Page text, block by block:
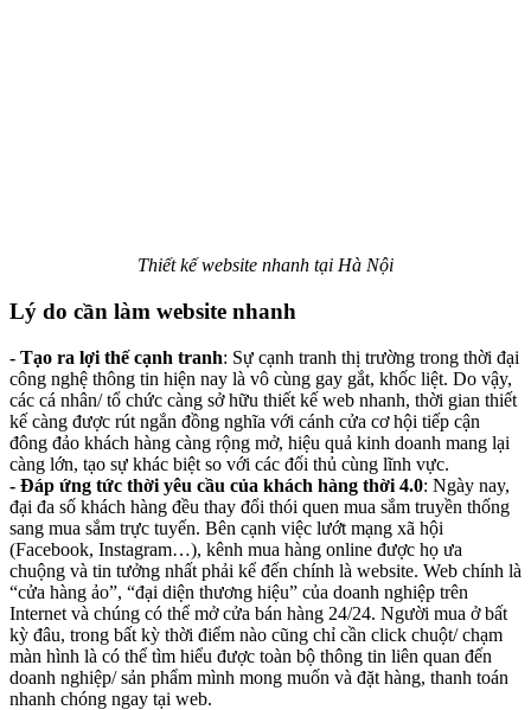
Thiết kế website nhanh tại Hà Nội
Lý do cần làm website nhanh
- Tạo ra lợi thế cạnh tranh: Sự cạnh tranh thị trường trong thời đại
công nghệ thông tin hiện nay là vô cùng gay gắt, khốc liệt. Do vậy,
các cá nhân/ tổ chức càng sở hữu thiết kế web nhanh, thời gian thiết
kế càng được rút ngắn đồng nghĩa với cánh cửa cơ hội tiếp cận
đông đảo khách hàng càng rộng mở, hiệu quả kinh doanh mang lại
càng lớn, tạo sự khác biệt so với các đối thủ cùng lĩnh vực.
- Đáp ứng tức thời yêu cầu của khách hàng thời 4.0: Ngày nay,
đại đa số khách hàng đều thay đổi thói quen mua sắm truyền thống
sang mua sắm trực tuyến. Bên cạnh việc lướt mạng xã hội
(Facebook, Instagram…), kênh mua hàng online được họ ưa
chuộng và tin tưởng nhất phải kể đến chính là website. Web chính là
“cửa hàng ảo”, “đại diện thương hiệu” của doanh nghiệp trên
Internet và chúng có thể mở cửa bán hàng 24/24. Người mua ở bất
kỳ đâu, trong bất kỳ thời điểm nào cũng chỉ cần click chuột/ chạm
màn hình là có thể tìm hiểu được toàn bộ thông tin liên quan đến
doanh nghiệp/ sản phẩm mình mong muốn và đặt hàng, thanh toán
nhanh chóng ngay tại web.